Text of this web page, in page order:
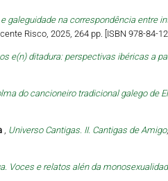
galeguidade na correspondência entre
Risco, 2025, 264 pp. [ISBN 978-84-
e(n) ditadura: perspectivas ibéricas a
do cancioneiro tradicional galego de
, Universo Cantigas. II. Cantigas de Amigo
Voces e relatos alén da